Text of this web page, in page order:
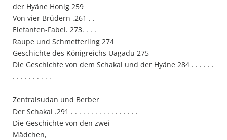
der Hyäne Honig 259
Von vier Brüdern .261 . .
Elefanten-Fabel. 273. . . .
Raupe und Schmetterling 274
Geschichte des Königreichs Uagadu 275
Die Geschichte von dem Schakal und der Hyäne 284 . . . . . .
. . . . . . . . . .
Zentralsudan und Berber
Der Schakal .291 . . . . . . . . . . . . . . . . .
Die Geschichte von den zwei